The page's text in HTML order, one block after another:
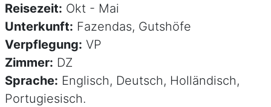
Reisezeit: Okt - Mai
Unterkunft: Fazendas, Gutshöfe
Verpflegung: VP
Zimmer: DZ
Sprache: Englisch, Deutsch, Holländisch,
Portugiesisch.